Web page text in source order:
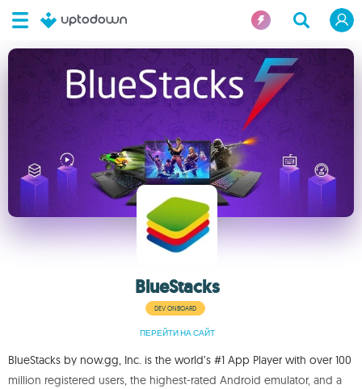
BlueStacks
DEV ONBOARD
ПЕРЕЙТИ НА САЙТ
BlueStacks by now.gg, Inc. is the world’s #1 App Player with over 100
million registered users, the highest-rated Android emulator, and a